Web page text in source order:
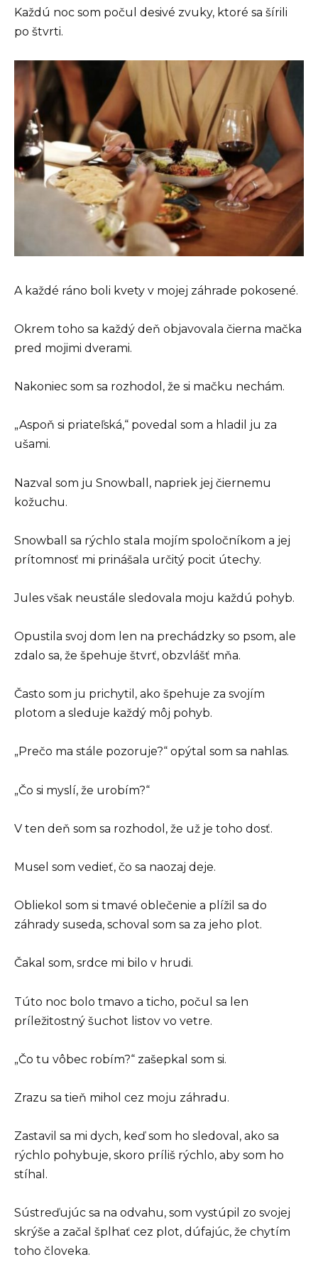
Každú noc som počul desivé zvuky, ktoré sa šírili
po štvrti.
A každé ráno boli kvety v mojej záhrade pokosené.
Okrem toho sa každý deň objavovala čierna mačka
pred mojimi dverami.
Nakoniec som sa rozhodol, že si mačku nechám.
„Aspoň si priateľská,“ povedal som a hladil ju za
ušami.
Nazval som ju Snowball, napriek jej čiernemu
kožuchu.
Snowball sa rýchlo stala mojím spoločníkom a jej
prítomnosť mi prinášala určitý pocit útechy.
Jules však neustále sledovala moju každú pohyb.
Opustila svoj dom len na prechádzky so psom, ale
zdalo sa, že špehuje štvrť, obzvlášť mňa.
Často som ju prichytil, ako špehuje za svojím
plotom a sleduje každý môj pohyb.
„Prečo ma stále pozoruje?“ opýtal som sa nahlas.
„Čo si myslí, že urobím?“
V ten deň som sa rozhodol, že už je toho dosť.
Musel som vedieť, čo sa naozaj deje.
Obliekol som si tmavé oblečenie a plížil sa do
záhrady suseda, schoval som sa za jeho plot.
Čakal som, srdce mi bilo v hrudi.
Túto noc bolo tmavo a ticho, počul sa len
príležitostný šuchot listov vo vetre.
„Čo tu vôbec robím?“ zašepkal som si.
Zrazu sa tieň mihol cez moju záhradu.
Zastavil sa mi dych, keď som ho sledoval, ako sa
rýchlo pohybuje, skoro príliš rýchlo, aby som ho
stíhal.
Sústreďujúc sa na odvahu, som vystúpil zo svojej
skrýše a začal šplhať cez plot, dúfajúc, že chytím
toho človeka.